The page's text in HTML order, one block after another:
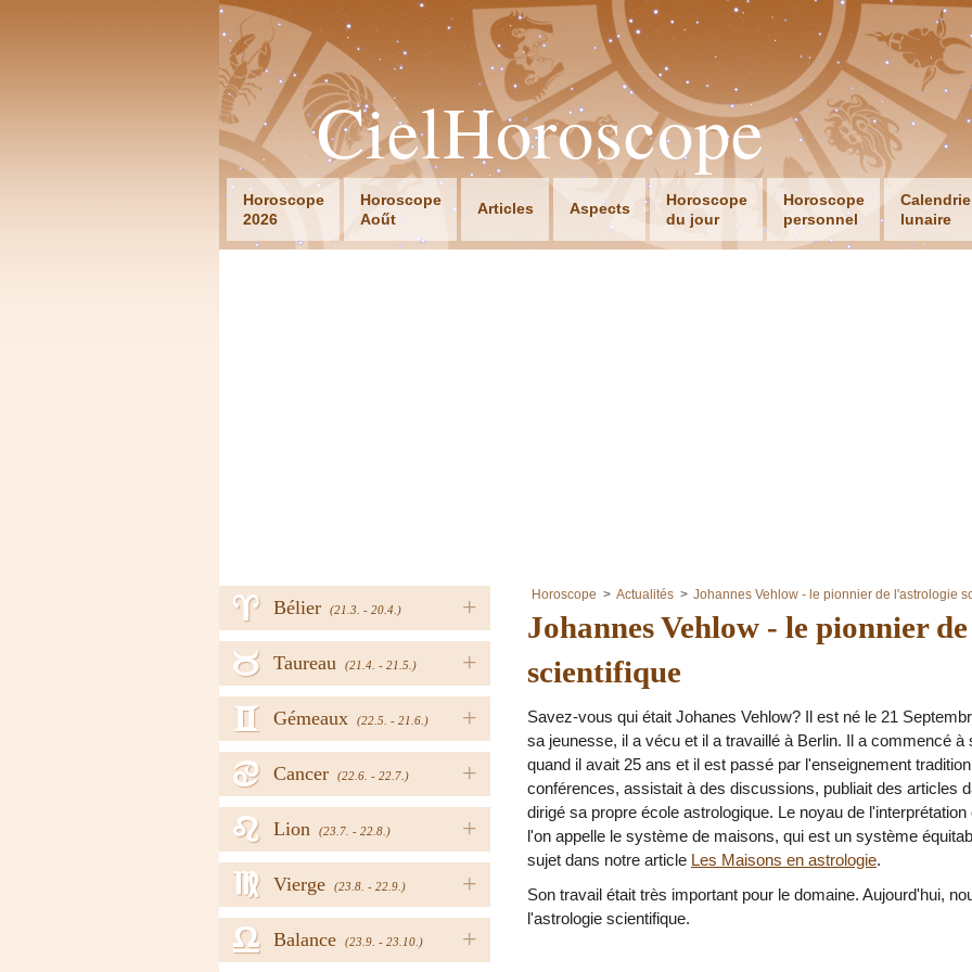
CielHoroscope
Horoscope
2026
Horoscope
Aoűt
Articles Aspects
Horoscope
du jour
Horoscope
personnel
lunaire
+
Bélier (21.3. - 20.4.)
a
+
Taureau (21.4. - 21.5.)
b
+
Gémeaux (22.5. - 21.6.)
c
+
Cancer (22.6. - 22.7.)
d
+
Lion (23.7. - 22.8.)
e
+
Vierge (23.8. - 22.9.)
f
+
Balance (23.9. - 23.10.)
g
Horoscope Actualités Johannes Vehlow - le pionnier de l'astrologie
Johannes Vehlow - le pionnier
scientifique
Savez-vous qui était Johanes Vehlow? Il est né le 21
sa jeunesse, il a vécu et il a travaillé à Berlin. Il a commencé
quand il avait 25 ans et il est passé par l'enseignement
conférences, assistait à des discussions, publiait des articles
dirigé sa propre école astrologique. Le noyau de
l'on appelle le système de maisons, qui est un système
sujet dans notre article Les Maisons en astrologie.
Son travail était très important pour le domaine. Aujourd'hui,
l'astrologie scientifique.